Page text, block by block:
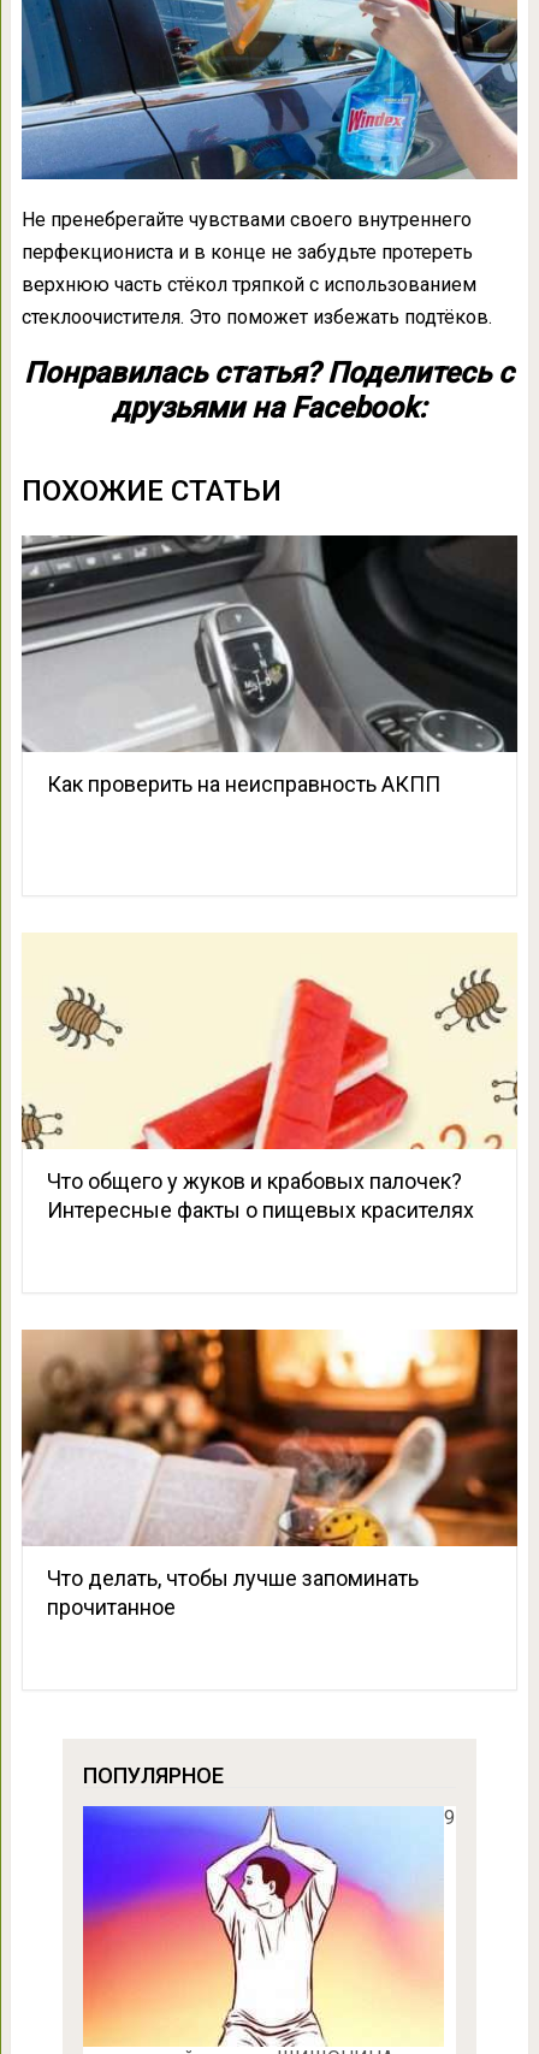
Не пренебрегайте чувствами своего внутреннего
перфекциониста и в конце не забудьте протереть
верхнюю часть стёкол тряпкой с использованием
стеклоочистителя. Это поможет избежать подтёков.
Понравилась статья? Поделитесь с
друзьями на Facebook:
ПОХОЖИЕ СТАТЬИ
Как проверить на неисправность АКПП
Что общего у жуков и крабовых палочек?
Интересные факты о пищевых красителях
Что делать, чтобы лучше запоминать
прочитанное
ПОПУЛЯРНОЕ
9